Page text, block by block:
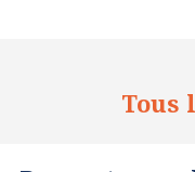
Tous